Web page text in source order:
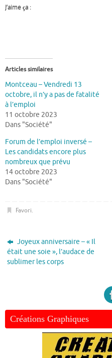
J’aime ça :
Articles similaires
Montceau – Vendredi 13
octobre, il n’y a pas de fatalité
à l’emploi
11 octobre 2023
Dans "Société"
Forum de l’emploi inversé –
Les candidats encore plus
nombreux que prévu
14 octobre 2023
Dans "Société"
Favori.
Joyeux anniversaire – « Il
était une soie », l’audace de
sublimer les corps
Créations Graphiques